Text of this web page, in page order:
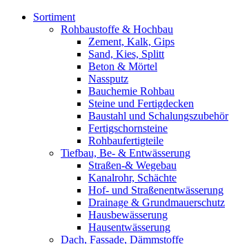
Sortiment
Rohbaustoffe & Hochbau
Zement, Kalk, Gips
Sand, Kies, Splitt
Beton & Mörtel
Nassputz
Bauchemie Rohbau
Steine und Fertigdecken
Baustahl und Schalungszubehör
Fertigschornsteine
Rohbaufertigteile
Tiefbau, Be- & Entwässerung
Straßen-& Wegebau
Kanalrohr, Schächte
Hof- und Straßenentwässerung
Drainage & Grundmauerschutz
Hausbewässerung
Hausentwässerung
Dach, Fassade, Dämmstoffe